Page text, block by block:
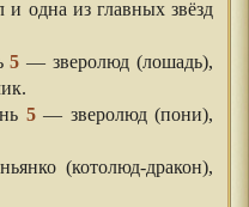
и одна из главных звёзд
5 — зверолюд (лошадь),
5— зверолюд (пони),
(котолюд-дракон),